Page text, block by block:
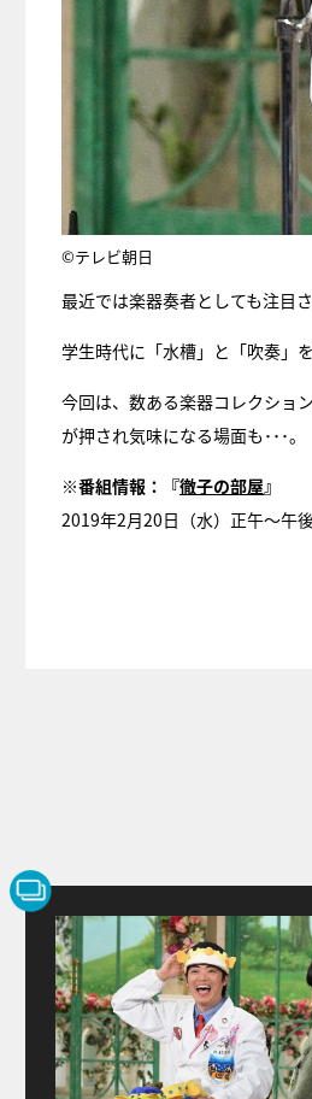
©テレビ朝日
最近では楽器奏者としても注目
学生時代に「水槽」と「吹奏」
今回は、数ある楽器コレクショ
が押され気味になる場面も･･･。
※番組情報： 『徹子の部屋』
2019年2月20日（水）正午～午